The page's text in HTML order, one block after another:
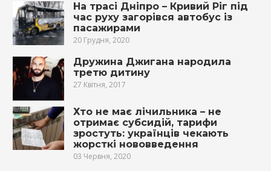
На трасі Дніпро – Кривий Ріг під
час руху загорівся автобус із
пасажирами
20 Грудня, 2020
Дружина Джигана народила
третю дитину
27 Квітня, 2017
Хто не має лічильника – не
отримає субсидій, тарифи
зростуть: українців чекають
жорсткі нововведення
03 Червня, 2020